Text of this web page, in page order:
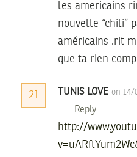
les americains
nouvelle “chili”
américains .rit
que ta rien
21 TUNIS LOVE on 14/
Reply
http://